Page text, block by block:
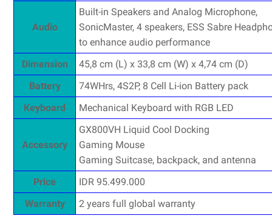
Audio
Built-in Speakers and Analog Microphone,
SonicMaster, 4 speakers, ESS Sabre
to enhance audio performance
Dimension
45,8 cm (L) x 33,8 cm (W) x 4,74 cm (D)
Battery
74WHrs, 4S2P, 8 Cell Li-ion Battery pack
Keyboard
Mechanical Keyboard with RGB LED
Accessory
GX800VH Liquid Cool Docking
Gaming Mouse
Gaming Suitcase, backpack, and antenna
Price
IDR 95.499.000
Warranty
2 years full global warranty